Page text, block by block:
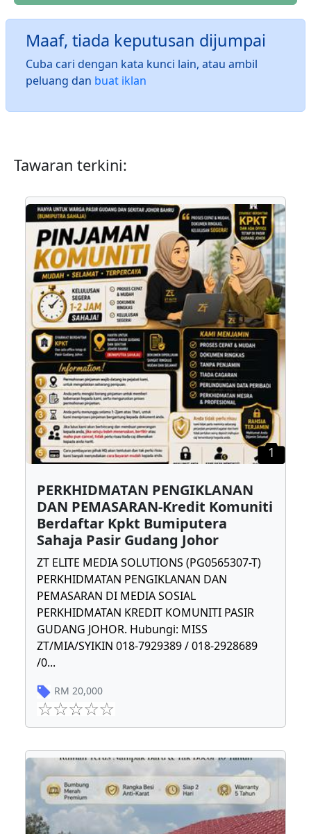
Maaf, tiada keputusan dijumpai
Cuba cari dengan kata kunci lain, atau ambil
peluang dan buat iklan
Tawaran terkini:
1
PERKHIDMATAN PENGIKLANAN
DAN PEMASARAN-Kredit Komuniti
Berdaftar Kpkt Bumiputera
Sahaja Pasir Gudang Johor
ZT ELITE MEDIA SOLUTIONS (PG0565307-T)
PERKHIDMATAN PENGIKLANAN DAN
PEMASARAN DI MEDIA SOSIAL
PERKHIDMATAN KREDIT KOMUNITI PASIR
GUDANG JOHOR. Hubungi: MISS
ZT/MIA/SYIKIN 018-7929389 / 018-2928689
/0...
RM 20,000